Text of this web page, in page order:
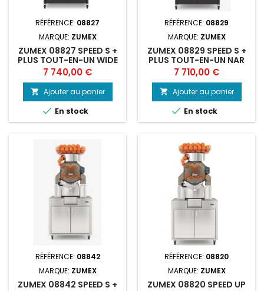
RÉFÉRENCE: 08827
MARQUE: ZUMEX
ZUMEX 08827 SPEED S +
PLUS TOUT-EN-UN WIDE
BLAC JU
Prix
7 740,00 €
 Ajouter au panier
 En stock
RÉFÉRENCE: 08829
MARQUE: ZUMEX
ZUMEX 08829 SPEED S +
PLUS TOUT-EN-UN NAR
BLACK CE
Prix
7 710,00 €
 Ajouter au panier
 En stock
RÉFÉRENCE: 08842
MARQUE: ZUMEX
ZUMEX 08842 SPEED S +
RÉFÉRENCE: 08820
MARQUE: ZUMEX
ZUMEX 08820 SPEED UP